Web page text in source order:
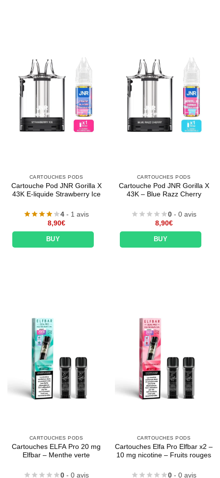
CARTOUCHES PODS
Cartouche Pod JNR Gorilla X
43K E-liquide Strawberry Ice
4 - 1 avis
8,90€
BUY
CARTOUCHES PODS
Cartouche Pod JNR Gorilla X
43K – Blue Razz Cherry
0 - 0 avis
8,90€
BUY
CARTOUCHES PODS
Cartouches ELFA Pro 20 mg
Elfbar – Menthe verte
0 - 0 avis
CARTOUCHES PODS
Cartouches Elfa Pro Elfbar x2 –
10 mg nicotine – Fruits rouges
0 - 0 avis